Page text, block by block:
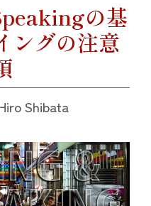
の基
ングの注意
Shibata